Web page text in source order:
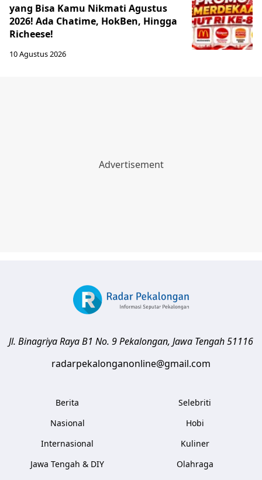
yang Bisa Kamu Nikmati Agustus
2026! Ada Chatime, HokBen, Hingga
Richeese!
10 Agustus 2026
Jl. Binagriya Raya B1 No. 9Pekalongan, Jawa Tengah51116
radarpekalonganonline@gmail.com
Berita
Nasional
Internasional
Jawa Tengah & DIY
Selebriti
Hobi
Kuliner
Olahraga